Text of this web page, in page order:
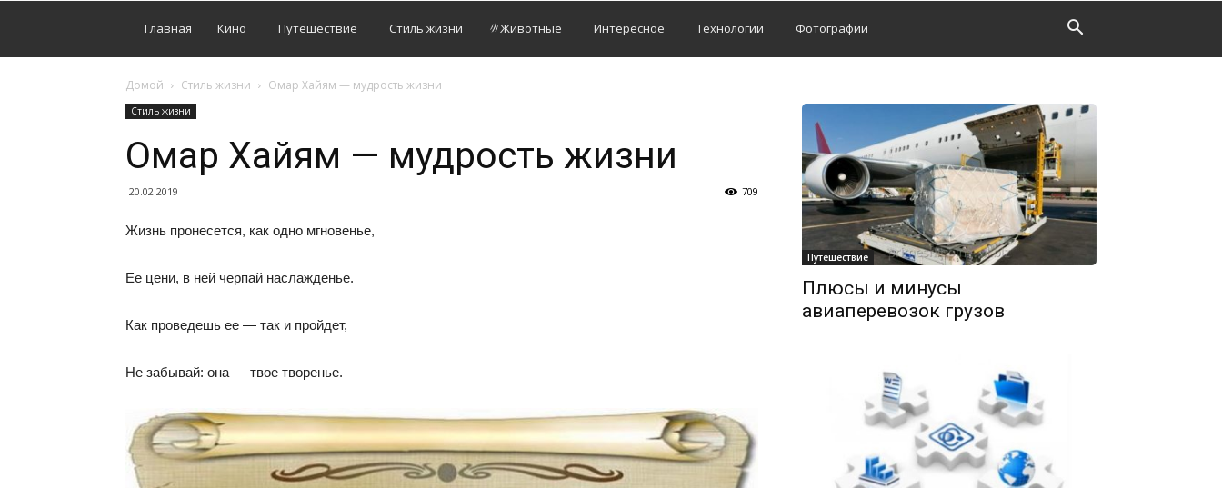
Главная Кино Путешествие Стиль жизни Животные Интересное Технологии Фотографии
Домой Стиль жизни Омар Хайям — мудрость жизни
Стиль жизни
Омар Хайям — мудрость жизни
20.02.2019 709
Жизнь пронесется, как одно мгновенье,
Ее цени, в ней черпай наслажденье.
Как проведешь ее — так и пройдет,
Не забывай: она — твое творенье.
Путешествие
Плюсы и минусы
авиаперевозок грузов